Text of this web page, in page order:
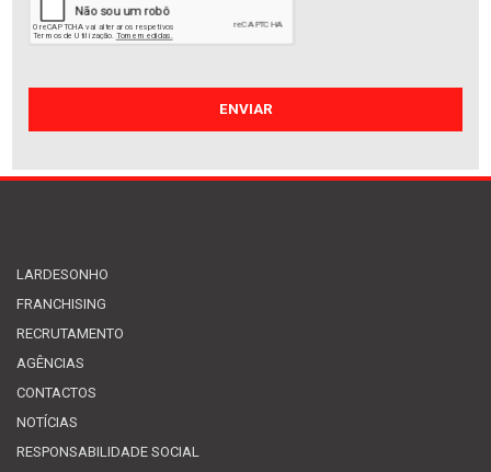
LARDESONHO
FRANCHISING
RECRUTAMENTO
AGÊNCIAS
CONTACTOS
NOTÍCIAS
RESPONSABILIDADE SOCIAL